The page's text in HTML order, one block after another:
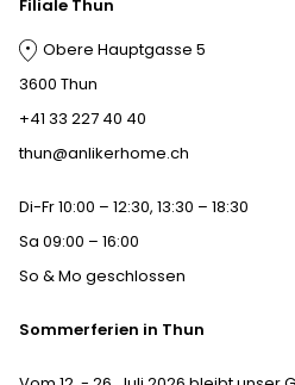
Filiale Thun
Obere Hauptgasse 5
3600 Thun
+41 33 227 40 40
thun@anlikerhome.ch
Di-Fr 10:00 – 12:30, 13:30 – 18:30
Sa 09:00 – 16:00
So & Mo geschlossen
Sommerferien in Thun